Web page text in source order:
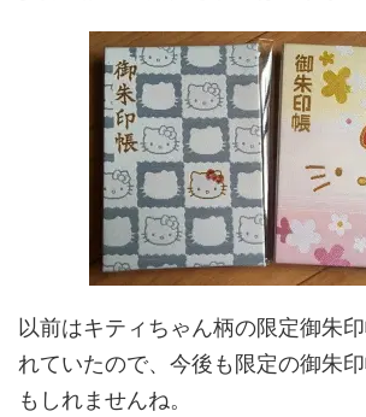
以前はキティちゃん柄の限定御朱
れていたので、今後も限定の御朱
もしれませんね。